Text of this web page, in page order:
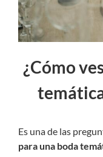
¿Cómo
Es una de las
para una boda